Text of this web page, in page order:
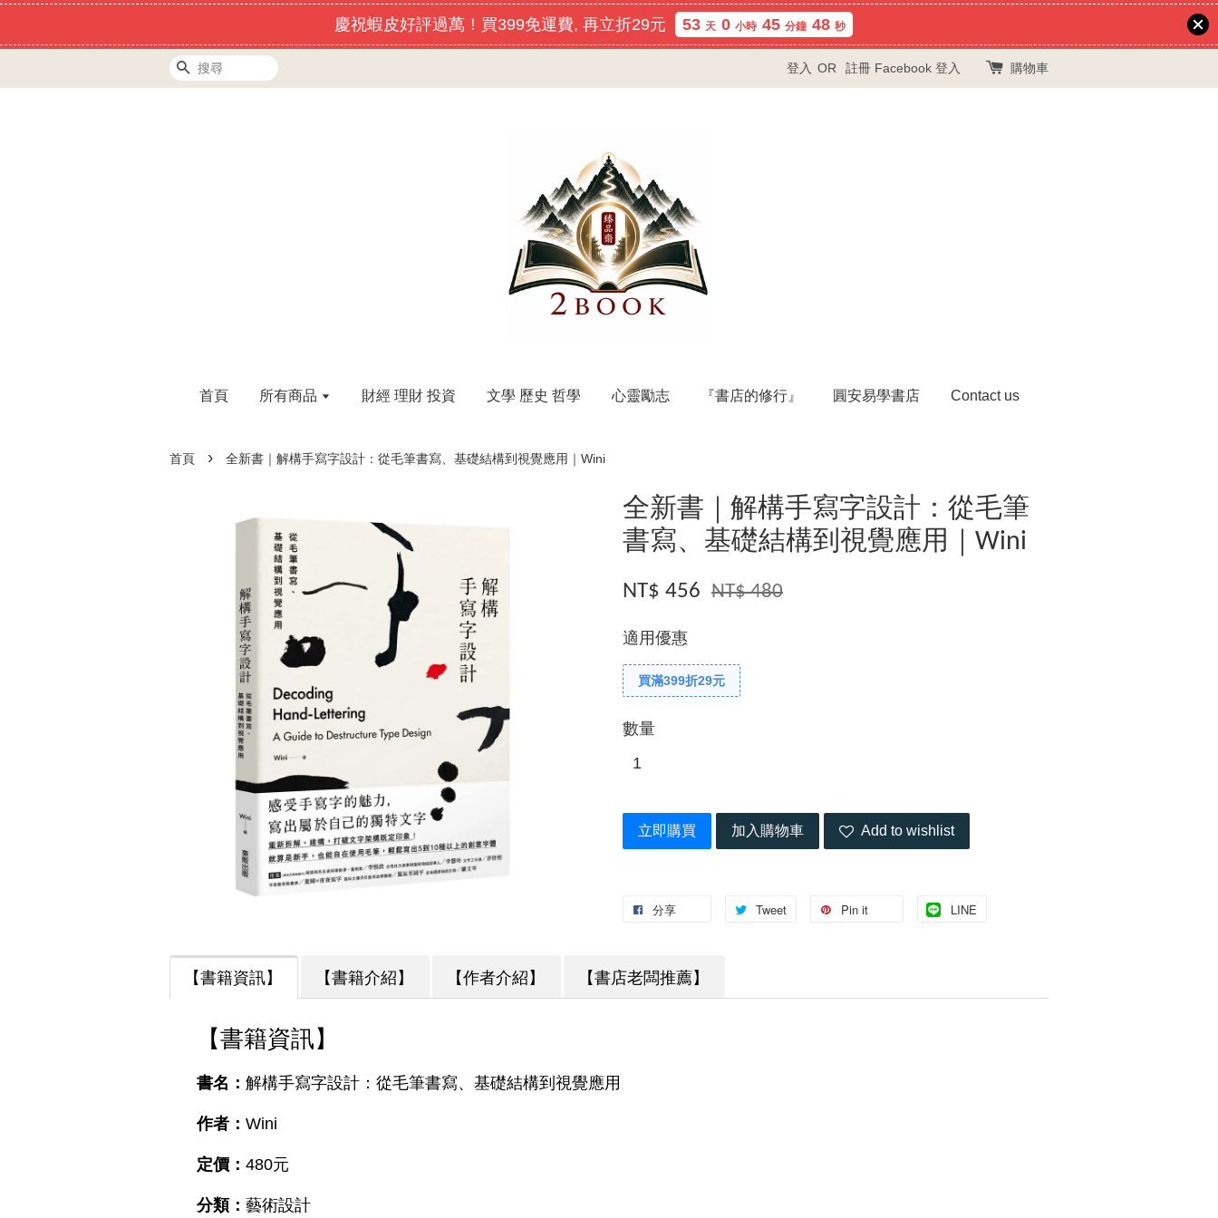
慶祝蝦皮好評過萬！買399免運費, 再立折29元 53 天 0 小時 45 分鐘 47 秒
搜尋 登入 OR 註冊 Facebook 登入 購物車
首頁 所有商品 財經 理財 投資 文學 歷史 哲學 心靈勵志 『書店的修行』 圓安易學書店 Contact us
首頁 › 全新書｜解構手寫字設計：從毛筆書寫、基礎結構到視覺應用｜Wini
全新書｜解構手寫字設計：從毛筆
書寫、基礎結構到視覺應用｜Wini
NT$ 456 NT$ 480
適用優惠
買滿399折29元
數量
立即購買 加入購物車 Add to wishlist
分享 Tweet Pin it LINE
【書籍資訊】 【書籍介紹】 【作者介紹】 【書店老闆推薦】
【書籍資訊】
書名： 解構手寫字設計：從毛筆書寫、基礎結構到視覺應用
作者： Wini
定價： 480元
分類： 藝術設計